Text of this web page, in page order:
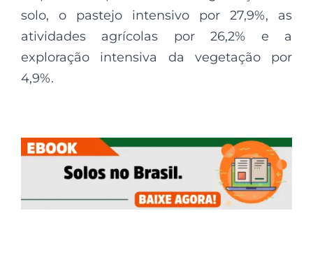
solo, o pastejo intensivo por 27,9%, as
atividades agrícolas por 26,2% e a
exploração intensiva da vegetação por
4,9%.